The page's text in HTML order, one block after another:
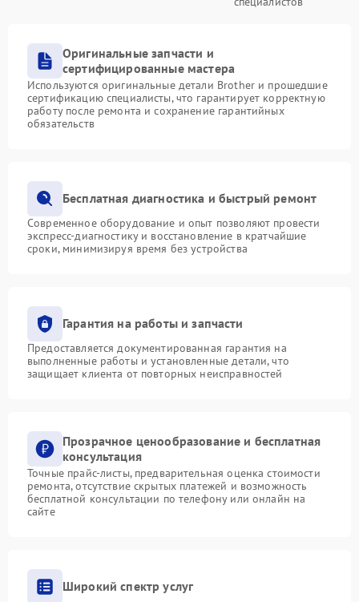
Оригинальные запчасти и
сертифицированные мастера
Используются оригинальные детали Brother и прошедшие
сертификацию специалисты, что гарантирует корректную
работу после ремонта и сохранение гарантийных
обязательств
Бесплатная диагностика и быстрый ремонт
Современное оборудование и опыт позволяют провести
экспресс-диагностику и восстановление в кратчайшие
сроки, минимизируя время без устройства
Гарантия на работы и запчасти
Предоставляется документированная гарантия на
выполненные работы и установленные детали, что
защищает клиента от повторных неисправностей
Прозрачное ценообразование и бесплатная
консультация
Точные прайс-листы, предварительная оценка стоимости
ремонта, отсутствие скрытых платежей и возможность
бесплатной консультации по телефону или онлайн на
сайте
Широкий спектр услуг